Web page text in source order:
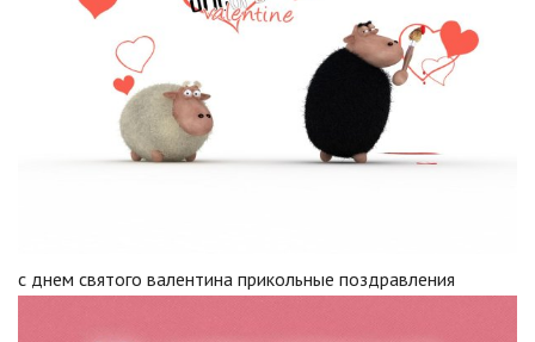
с днем святого валентина прикольные поздравления